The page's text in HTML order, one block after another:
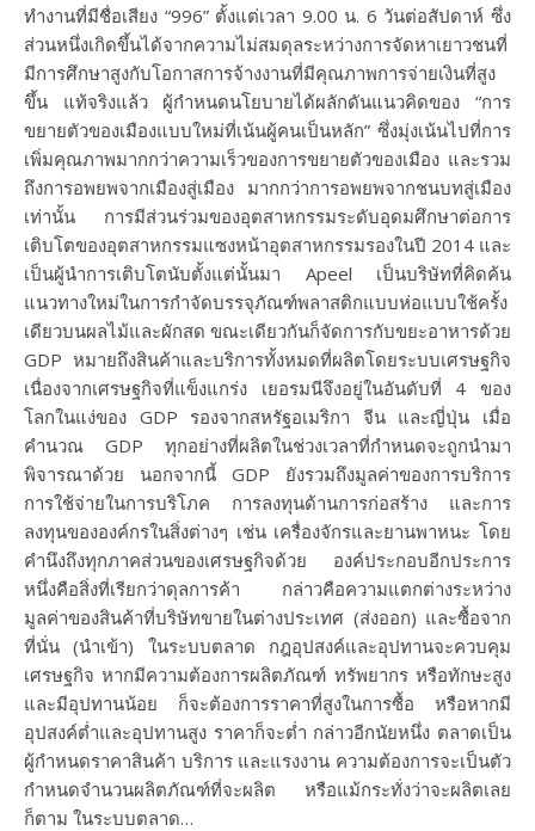
ทำงานที่มีชื่อเสียง “996” ตั้งแต่เวลา 9.00 น. 6 วันต่อสัปดาห์ ซึ่ง
ส่วนหนึ่งเกิดขึ้นได้จากความไม่สมดุลระหว่างการจัดหาเยาวชนที่
มีการศึกษาสูงกับโอกาสการจ้างงานที่มีคุณภาพการจ่ายเงินที่สูง
ขึ้น แท้จริงแล้ว ผู้กำหนดนโยบายได้ผลักดันแนวคิดของ “การ
ขยายตัวของเมืองแบบใหม่ที่เน้นผู้คนเป็นหลัก” ซึ่งมุ่งเน้นไปที่การ
เพิ่มคุณภาพมากกว่าความเร็วของการขยายตัวของเมือง และรวม
ถึงการอพยพจากเมืองสู่เมือง มากกว่าการอพยพจากชนบทสู่เมือง
เท่านั้น การมีส่วนร่วมของอุตสาหกรรมระดับอุดมศึกษาต่อการ
เติบโตของอุตสาหกรรมแซงหน้าอุตสาหกรรมรองในปี 2014 และ
เป็นผู้นำการเติบโตนับตั้งแต่นั้นมา Apeel เป็นบริษัทที่คิดค้น
แนวทางใหม่ในการกำจัดบรรจุภัณฑ์พลาสติกแบบห่อแบบใช้ครั้ง
เดียวบนผลไม้และผักสด ขณะเดียวกันก็จัดการกับขยะอาหารด้วย
GDP หมายถึงสินค้าและบริการทั้งหมดที่ผลิตโดยระบบเศรษฐกิจ
เนื่องจากเศรษฐกิจที่แข็งแกร่ง เยอรมนีจึงอยู่ในอันดับที่ 4 ของ
โลกในแง่ของ GDP รองจากสหรัฐอเมริกา จีน และญี่ปุ่น เมื่อ
คำนวณ GDP ทุกอย่างที่ผลิตในช่วงเวลาที่กำหนดจะถูกนำมา
พิจารณาด้วย นอกจากนี้ GDP ยังรวมถึงมูลค่าของการบริการ
การใช้จ่ายในการบริโภค การลงทุนด้านการก่อสร้าง และการ
ลงทุนขององค์กรในสิ่งต่างๆ เช่น เครื่องจักรและยานพาหนะ โดย
คำนึงถึงทุกภาคส่วนของเศรษฐกิจด้วย องค์ประกอบอีกประการ
หนึ่งคือสิ่งที่เรียกว่าดุลการค้า กล่าวคือความแตกต่างระหว่าง
มูลค่าของสินค้าที่บริษัทขายในต่างประเทศ (ส่งออก) และซื้อจาก
ที่นั่น (นำเข้า) ในระบบตลาด กฎอุปสงค์และอุปทานจะควบคุม
เศรษฐกิจ หากมีความต้องการผลิตภัณฑ์ ทรัพยากร หรือทักษะสูง
และมีอุปทานน้อย ก็จะต้องการราคาที่สูงในการซื้อ หรือหากมี
อุปสงค์ต่ำและอุปทานสูง ราคาก็จะต่ำ กล่าวอีกนัยหนึ่ง ตลาดเป็น
ผู้กำหนดราคาสินค้า บริการ และแรงงาน ความต้องการจะเป็นตัว
กำหนดจำนวนผลิตภัณฑ์ที่จะผลิต หรือแม้กระทั่งว่าจะผลิตเลย
ก็ตาม ในระบบตลาด…